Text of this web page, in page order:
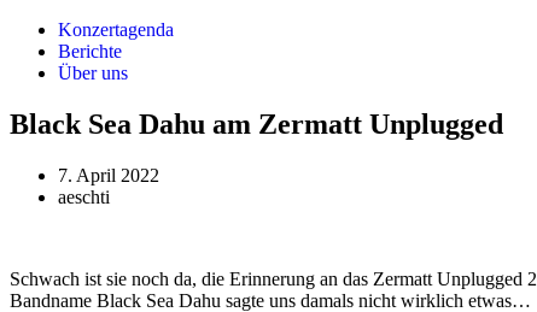
Konzertagenda
Berichte
Über uns
Black Sea Dahu am Zermatt Unplugged
7. April 2022
aeschti
Schwach ist sie noch da, die Erinnerung an das Zermatt
Bandname Black Sea Dahu sagte uns damals nicht wirklich etwas…